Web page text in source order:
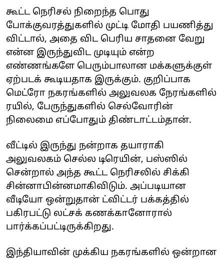
கூட்ட நெரிசல் நிறைந்த பொது
போக்குவரத்துகளில் முட்டி மோதி பயணித்து
விட்டால், அதை விட பெரிய சாதனை வேறு
என்ன இருந்துவிட முடியும் என்ற
எண்ணங்களே பெரும்பாலான மக்களுக்குள்
ஏற்படக் கூடியதாக இருக்கும். குறிப்பாக
மெட்ரோ நகரங்களில் அலுவலக நேரங்களில்
ரயில், பேருந்துகளில் செல்வோரின்
நிலைமை எப்போதும் திண்டாட்டம்தான்.
வீட்டில் இருந்து நன்றாக தயாராகி
அலுவலகம் செல்ல டிரெயின், பஸ்ஸில்
சென்றால் அந்த கூட்ட நெரிசலில் சிக்கி
சின்னாபின்னமாகிவிடும். அப்படியான
வீடியோ ஒன்றுதான் ட்விட்டர் பக்கத்தில்
பகிரபட்டு லட்சக் கணக்கானோரால்
பார்க்கப்பட்டிருக்கிறது.
இந்தியாவின் முக்கிய நகரங்களில் ஒன்றான